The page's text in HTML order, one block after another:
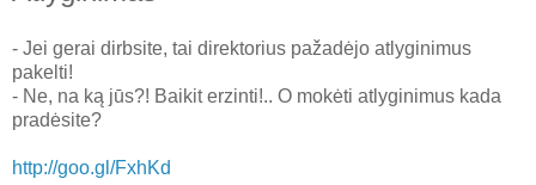
- Jei gerai dirbsite, tai direktorius pažadėjo atlyginimus
pakelti!
- Ne, na ką jūs?! Baikit erzinti!.. O mokėti atlyginimus kada
pradėsite?
http://goo.gl/FxhKd